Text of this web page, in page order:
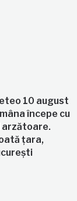
10 august
începe cu
țara,